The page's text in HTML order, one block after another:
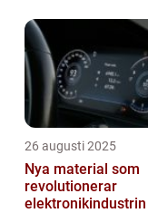
26 augusti 2025
Nya material som
revolutionerar
elektronikindustrin